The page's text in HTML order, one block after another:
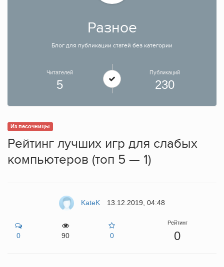
Разное
Блог для публикации статей без категории
Читателей
5
Публикаций
230
Из песочницы
Рейтинг лучших игр для слабых
компьютеров (топ 5 — 1)
KateK 13.12.2019, 04:48
0 90 0
Рейтинг
0